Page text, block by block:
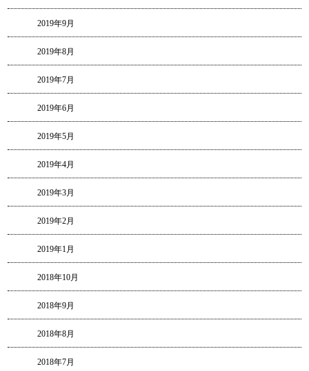
2019年9月
2019年8月
2019年7月
2019年6月
2019年5月
2019年4月
2019年3月
2019年2月
2019年1月
2018年10月
2018年9月
2018年8月
2018年7月